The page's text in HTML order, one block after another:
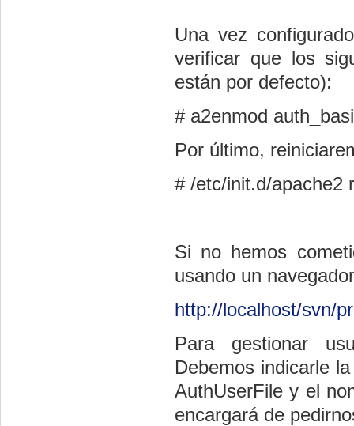
Una vez
verificar que los
están por defecto):
# a2enmod
Por último,
# /etc/init.d/apache2
Si no hemos
usando un
http://localhost/svn/
Para gestionar
Debemos indicarle
AuthUserFile y el
encargará de